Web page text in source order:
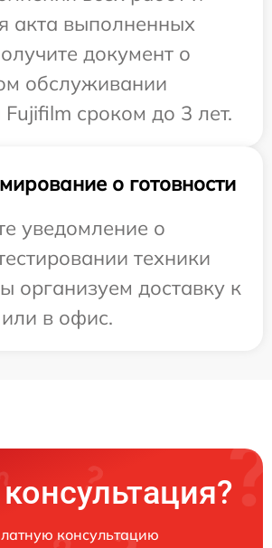
акта выполненных
документ о
обслуживании
Fujifilm сроком до 3 лет.
о готовности
уведомление о
техники
организуем доставку к
в офис.
консультацию